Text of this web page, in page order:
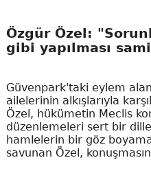
Özgür Özel:
gibi yapılması
Güvenpark'taki eylem
ailelerinin alkışlarıyla
Özel, hükümetin Meclis
düzenlemeleri sert bir
hamlelerin bir göz
savunan Özel,